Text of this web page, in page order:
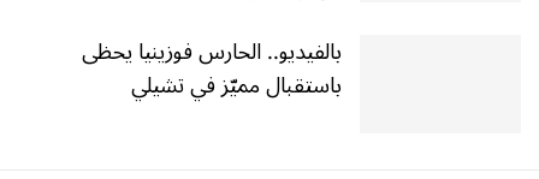
بالفيديو.. الحارس فوزينيا يحظى
باستقبال مميّز في تشيلي